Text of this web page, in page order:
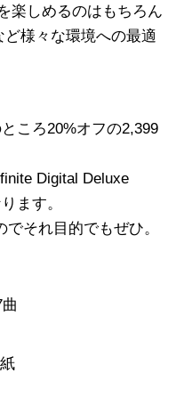
楽しめるのはもちろん
様々な環境への最適
ころ20%オフの2,399
Digital Deluxe
ます。
それ目的でもぜひ。